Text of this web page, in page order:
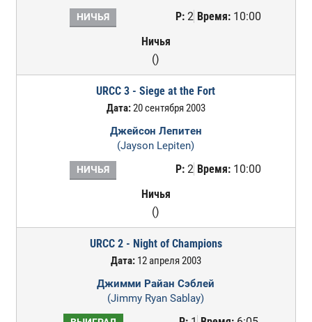
НИЧЬЯ Р: 2 Время: 10:00
Ничья
()
URCC 3 - Siege at the Fort
Дата:20 сентября 2003
Джейсон Лепитен
(Jayson Lepiten)
НИЧЬЯ Р: 2 Время: 10:00
Ничья
()
URCC 2 - Night of Champions
Дата:12 апреля 2003
Джимми Райан Сэблей
(Jimmy Ryan Sablay)